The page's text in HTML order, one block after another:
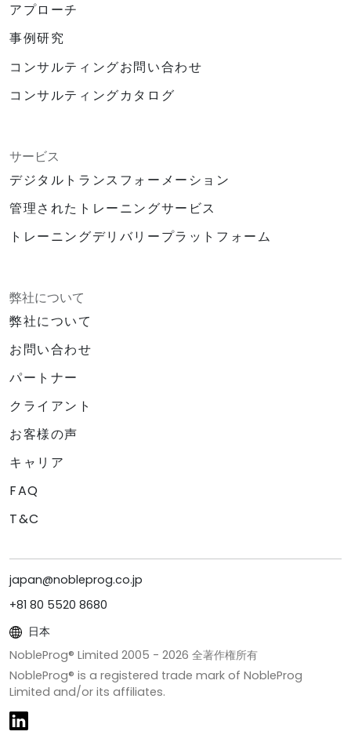
アプローチ
事例研究
コンサルティングお問い合わせ
コンサルティングカタログ
サービス
デジタルトランスフォーメーション
管理されたトレーニングサービス
トレーニングデリバリープラットフォーム
弊社について
弊社について
お問い合わせ
パートナー
クライアント
お客様の声
キャリア
FAQ
T&C
japan@nobleprog.co.jp
+81 80 5520 8680
日本
NobleProg® Limited 2005 - 2026 全著作権所有
NobleProg® is a registered trade mark of NobleProg
Limited and/or its affiliates.